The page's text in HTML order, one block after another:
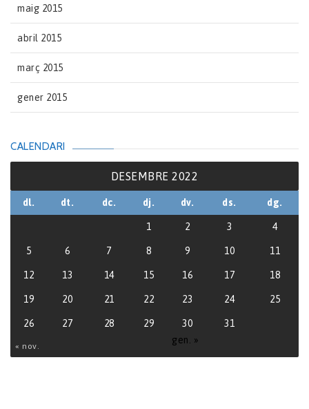
maig 2015
abril 2015
març 2015
gener 2015
CALENDARI
DESEMBRE 2022
dl. dt. dc. dj. dv. ds. dg.
« nov.
gen. »
1 2 3 4
5 6 7 8 9 10 11
12 13 14 15 16 17 18
19 20 21 22 23 24 25
26 27 28 29 30 31